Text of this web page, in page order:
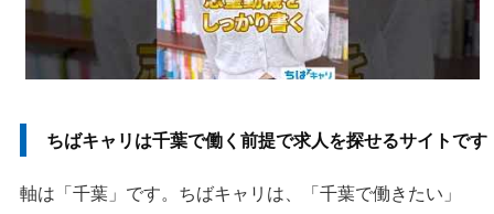
求人が少ないと感じたら条件を分けて検索します
条件を重ねすぎると候補は一気に少なくなります
ちばキャリは千葉で働く前提で求人を探せるサイトです
軸は「千葉」です。ちばキャリは、「千葉で働きたい」